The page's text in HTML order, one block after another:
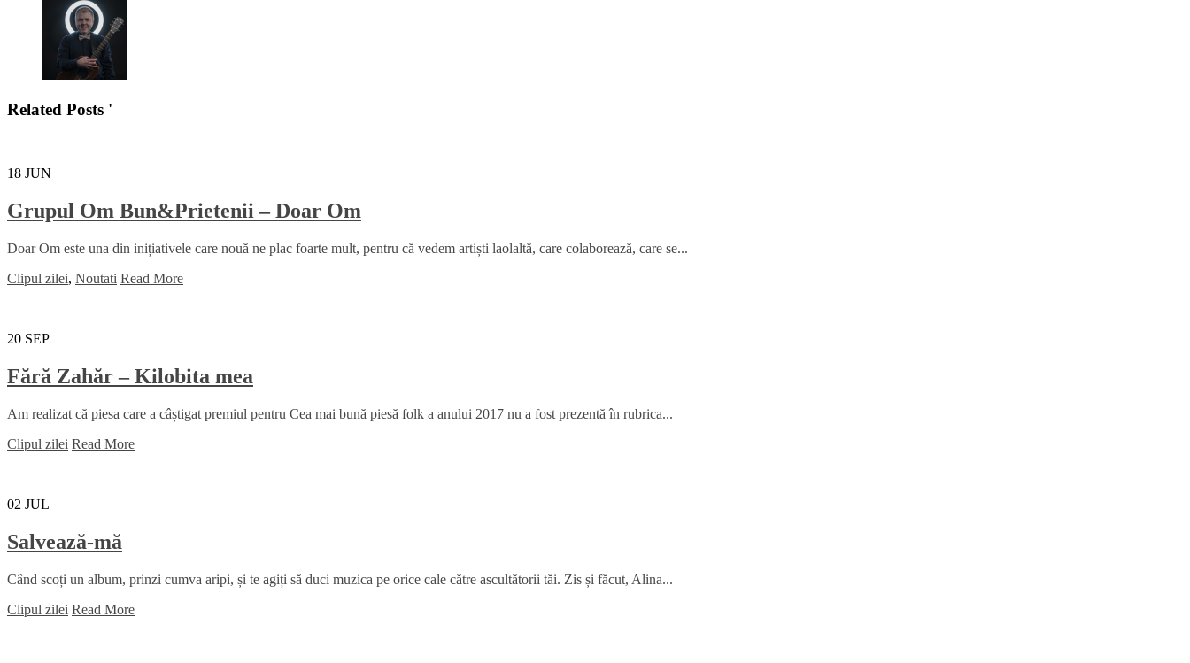
Related Posts '
18 JUN
Grupul Om Bun&Prietenii – Doar Om
Doar Om este una din inițiativele care nouă ne plac foarte mult, pentru că vedem artiști laolaltă, care colaborează, care se...
Clipul zilei, Noutati Read More
20 SEP
Fără Zahăr – Kilobita mea
Am realizat că piesa care a câștigat premiul pentru Cea mai bună piesă folk a anului 2017 nu a fost prezentă în rubrica...
Clipul zilei Read More
02 JUL
Salvează-mă
Când scoți un album, prinzi cumva aripi, și te agiți să duci muzica pe orice cale către ascultătorii tăi. Zis și făcut, Alina...
Clipul zilei Read More